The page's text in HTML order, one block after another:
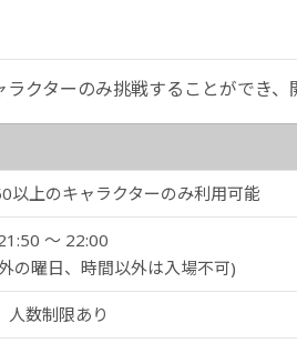
クターのみ挑戦することができ、
以上のキャラクターのみ利用可能
～ 22:00
の曜日、時間以外は入場不可)
人数制限あり